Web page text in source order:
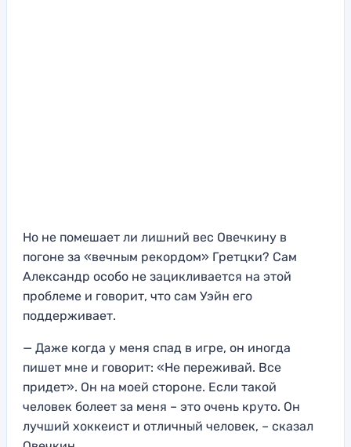
Но не помешает ли лишний вес Овечкину в
погоне за «вечным рекордом» Гретцки? Сам
Александр особо не зацикливается на этой
проблеме и говорит, что сам Уэйн его
поддерживает.
— Даже когда у меня спад в игре, он иногда
пишет мне и говорит: «Не переживай. Все
придет». Он на моей стороне. Если такой
человек болеет за меня – это очень круто. Он
лучший хоккеист и отличный человек, – сказал